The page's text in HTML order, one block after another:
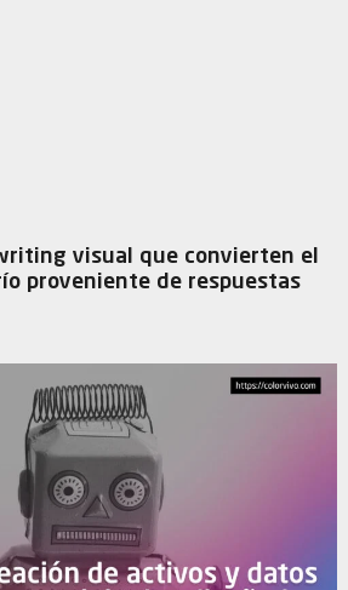
visual que convierten el
proveniente de respuestas